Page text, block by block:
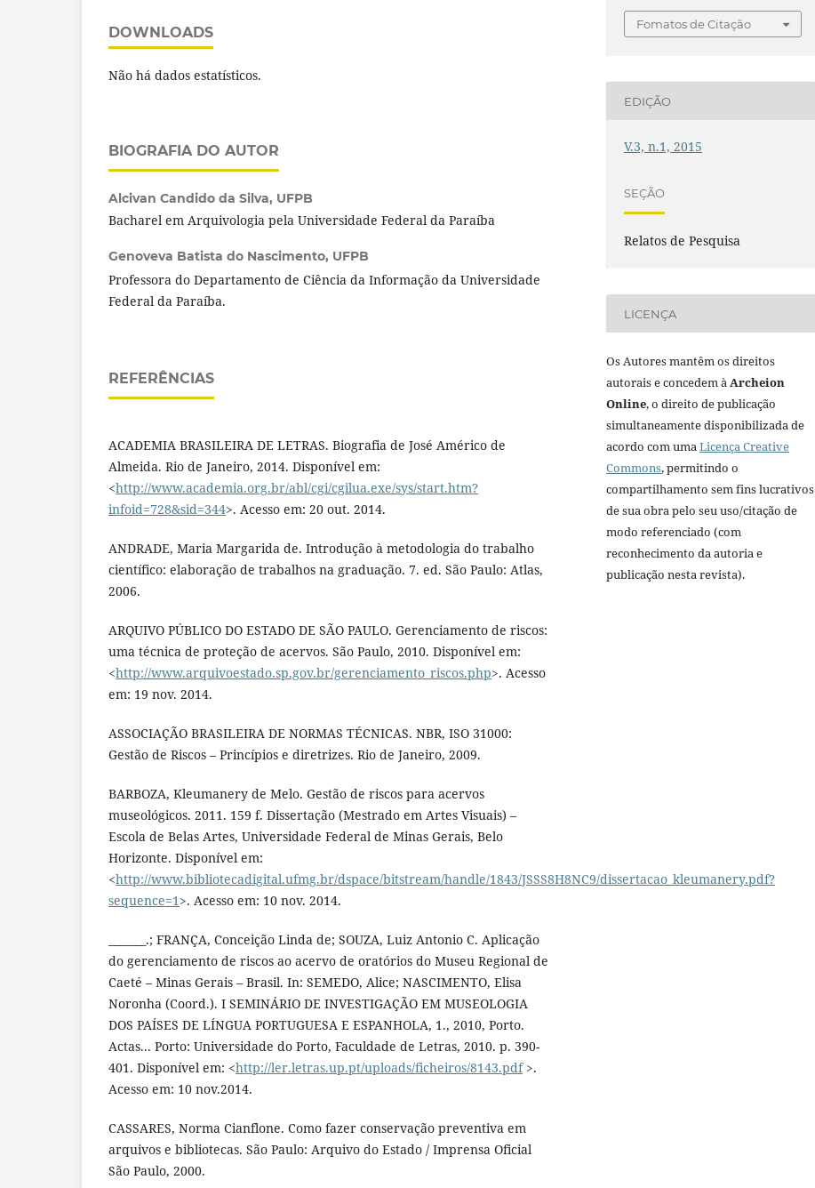
DOWNLOADS
Não há dados estatísticos.
BIOGRAFIA DO AUTOR
Alcivan Candido da Silva, UFPB
Bacharel em Arquivologia pela Universidade Federal da Paraíba
Genoveva Batista do Nascimento, UFPB
Professora do Departamento de Ciência da Informação da Universidade
Federal da Paraíba.
REFERÊNCIAS
ACADEMIA BRASILEIRA DE LETRAS. Biografia de José Américo de
Almeida. Rio de Janeiro, 2014. Disponível em:
<http://www.academia.org.br/abl/cgi/cgilua.exe/sys/start.htm?
infoid=728&sid=344>. Acesso em: 20 out. 2014.
ANDRADE, Maria Margarida de. Introdução à metodologia do trabalho
científico: elaboração de trabalhos na graduação. 7. ed. São Paulo: Atlas,
2006.
ARQUIVO PÚBLICO DO ESTADO DE SÃO PAULO. Gerenciamento de riscos:
uma técnica de proteção de acervos. São Paulo, 2010. Disponível em:
<http://www.arquivoestado.sp.gov.br/gerenciamento_riscos.php>. Acesso
em: 19 nov. 2014.
ASSOCIAÇÃO BRASILEIRA DE NORMAS TÉCNICAS. NBR, ISO 31000:
Gestão de Riscos – Princípios e diretrizes. Rio de Janeiro, 2009.
BARBOZA, Kleumanery de Melo. Gestão de riscos para acervos
museológicos. 2011. 159 f. Dissertação (Mestrado em Artes Visuais) –
Escola de Belas Artes, Universidade Federal de Minas Gerais, Belo
Horizonte. Disponível em:
<http://www.bibliotecadigital.ufmg.br/dspace/bitstream/handle/1843/JSSS8H8NC9/dissertacao_kleumanery.pdf?
sequence=1>. Acesso em: 10 nov. 2014.
_______.; FRANÇA, Conceição Linda de; SOUZA, Luiz Antonio C. Aplicação
do gerenciamento de riscos ao acervo de oratórios do Museu Regional de
Caeté – Minas Gerais – Brasil. In: SEMEDO, Alice; NASCIMENTO, Elisa
Noronha (Coord.). I SEMINÁRIO DE INVESTIGAÇÃO EM MUSEOLOGIA
DOS PAÍSES DE LÍNGUA PORTUGUESA E ESPANHOLA, 1., 2010, Porto.
Actas... Porto: Universidade do Porto, Faculdade de Letras, 2010. p. 390-
401. Disponível em: <http://ler.letras.up.pt/uploads/ficheiros/8143.pdf>.
Acesso em: 10 nov.2014.
CASSARES, Norma Cianflone. Como fazer conservação preventiva em
arquivos e bibliotecas. São Paulo: Arquivo do Estado / Imprensa Oficial
São Paulo, 2000.
Fomatos de Citação
EDIÇÃO
V.3, n.1, 2015
SEÇÃO
Relatos de Pesquisa
LICENÇA
Os Autores mantêm os direitos
autorais e concedem àArcheion
Online, o direito de publicação
simultaneamente disponibilizada de
acordo com umaLicença Creative
Commons, permitindo o
compartilhamento sem fins lucrativos
de sua obra pelo seu uso/citação de
modo referenciado (com
reconhecimento da autoria e
publicação nesta revista).